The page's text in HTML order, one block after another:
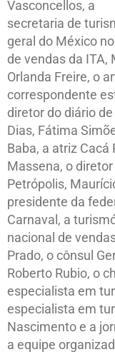
Vasconcellos, a
secretaria de
geral do México
de vendas da ITA,
Orlanda Freire, o
correspondente
diretor do diário
Dias, Fátima
Baba, a atriz Cacá
Massena, o
Petrópolis,
presidente da
Carnaval, a
nacional de
Prado, o cônsul
Roberto Rubio, o
especialista em
especialista em
Nascimento e a
a equipe